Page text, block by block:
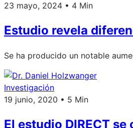
23 mayo, 2024 • 4 Min
Estudio revela
Se ha producido un notable
Investigación
19 junio, 2020 • 5 Min
El estudio DIRECT